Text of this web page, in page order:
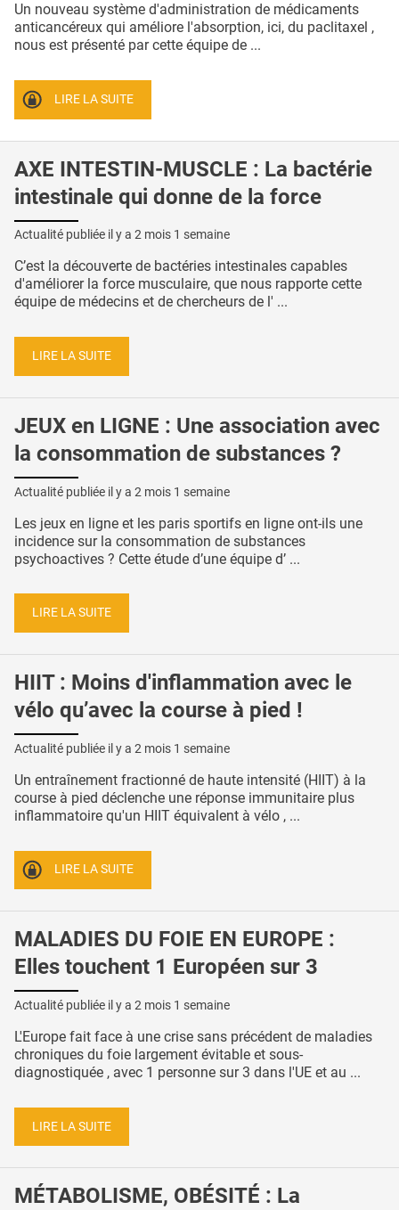
Un nouveau système d'administration de médicaments
anticancéreux qui améliore l'absorption, ici, du paclitaxel ,
nous est présenté par cette équipe de ...
LIRE LA SUITE
AXE INTESTIN-MUSCLE : La bactérie
intestinale qui donne de la force
Actualité publiée il y a 2 mois 1 semaine
C’est la découverte de bactéries intestinales capables
d'améliorer la force musculaire, que nous rapporte cette
équipe de médecins et de chercheurs de l' ...
LIRE LA SUITE
JEUX en LIGNE : Une association avec
la consommation de substances ?
Actualité publiée il y a 2 mois 1 semaine
Les jeux en ligne et les paris sportifs en ligne ont-ils une
incidence sur la consommation de substances
psychoactives ? Cette étude d’une équipe d’ ...
LIRE LA SUITE
HIIT : Moins d'inflammation avec le
vélo qu’avec la course à pied !
Actualité publiée il y a 2 mois 1 semaine
Un entraînement fractionné de haute intensité (HIIT) à la
course à pied déclenche une réponse immunitaire plus
inflammatoire qu'un HIIT équivalent à vélo , ...
LIRE LA SUITE
MALADIES DU FOIE EN EUROPE :
Elles touchent 1 Européen sur 3
Actualité publiée il y a 2 mois 1 semaine
L'Europe fait face à une crise sans précédent de maladies
chroniques du foie largement évitable et sous-
diagnostiquée , avec 1 personne sur 3 dans l'UE et au ...
LIRE LA SUITE
MÉTABOLISME, OBÉSITÉ : La